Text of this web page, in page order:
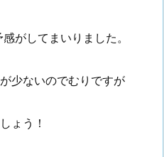
がしてまいりました。
少ないのでむりですが
ょう！